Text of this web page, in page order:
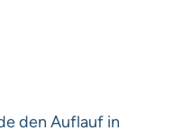
den Auflauf in